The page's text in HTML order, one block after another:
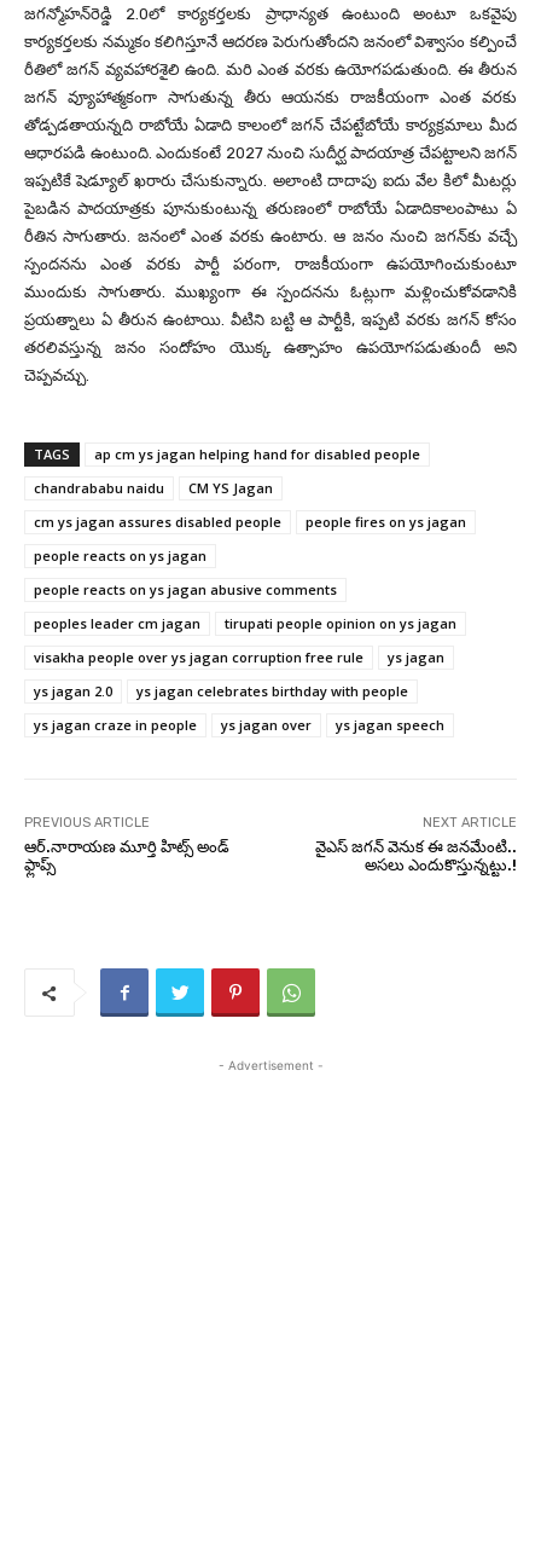
జగన్మోహన్‌రెడ్డి 2.0లో కార్యకర్తలకు ప్రాధాన్యత ఉంటుంది అంటూ ఒకవైపు
కార్యకర్తలకు నమ్మకం కలిగిస్తూనే ఆదరణ పెరుగుతోందని జనంలో విశ్వాసం కల్పించే
రీతిలో జగన్‌ వ్యవహారశైలి ఉంది. మరి ఎంత వరకు ఉయోగపడుతుంది. ఈ తీరున
జగన్‌ వ్యూహాత్మకంగా సాగుతున్న తీరు ఆయనకు రాజకీయంగా ఎంత వరకు
తోడ్పడతాయన్నది రాబోయే ఏడాది కాలంలో జగన్‌ చేపట్టేబోయే కార్యక్రమాలు మీద
ఆధారపడి ఉంటుంది. ఎందుకంటే 2027 నుంచి సుదీర్ఘ పాదయాత్ర చేపట్టాలని జగన్‌
ఇప్పటికే షెడ్యూల్‌ ఖరారు చేసుకున్నారు. అలాంటి దాదాపు ఐదు వేల కిలో మీటర్లు
పైబడిన పాదయాత్రకు పూనుకుంటున్న తరుణంలో రాబోయే ఏడాదికాలంపాటు ఏ
రీతిన సాగుతారు. జనంలో ఎంత వరకు ఉంటారు. ఆ జనం నుంచి జగన్‌కు వచ్చే
స్పందనను ఎంత వరకు పార్టీ పరంగా, రాజకీయంగా ఉపయోగించుకుంటూ
ముందుకు సాగుతారు. ముఖ్యంగా ఈ స్పందనను ఓట్లుగా మళ్లించుకోవడానికి
ప్రయత్నాలు ఏ తీరున ఉంటాయి. వీటిని బట్టి ఆ పార్టీకి, ఇప్పటి వరకు జగన్‌ కోసం
తరలివస్తున్న జనం సందోహం యొక్క ఉత్సాహం ఉపయోగపడుతుందీ అని
చెప్పవచ్చు.
TAGS
ap cm ys jagan helping hand for disabled people
chandrababu naidu
CM YS Jagan
cm ys jagan assures disabled people
people fires on ys jagan
people reacts on ys jagan
people reacts on ys jagan abusive comments
peoples leader cm jagan
tirupati people opinion on ys jagan
visakha people over ys jagan corruption free rule
ys jagan
ys jagan 2.0
ys jagan celebrates birthday with people
ys jagan craze in people
ys jagan over ys jagan speech
PREVIOUS ARTICLE
ఆర్‌.నారాయ‌ణ మూర్తి హిట్స్ అండ్
ఫ్లాప్స్‌
NEXT ARTICLE
వైఎస్‌ జగన్‌ వెనుక ఈ జనమేంటి..
అసలు ఎందుకొస్తున్నట్టు.!
- Advertisement -